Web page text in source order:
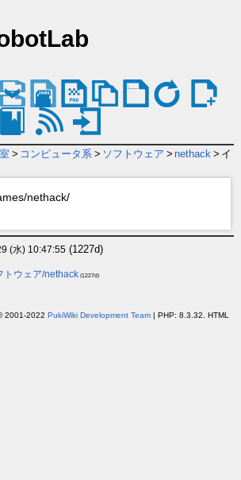
> コンピュータ系 > ソフトウェア > nethack > イ
nethack/
(水) 10:47:55(1227d)
トウェア/nethack (1227d)
2001-2022 PukiWiki Development Team| PHP: 8.3.32. HTML